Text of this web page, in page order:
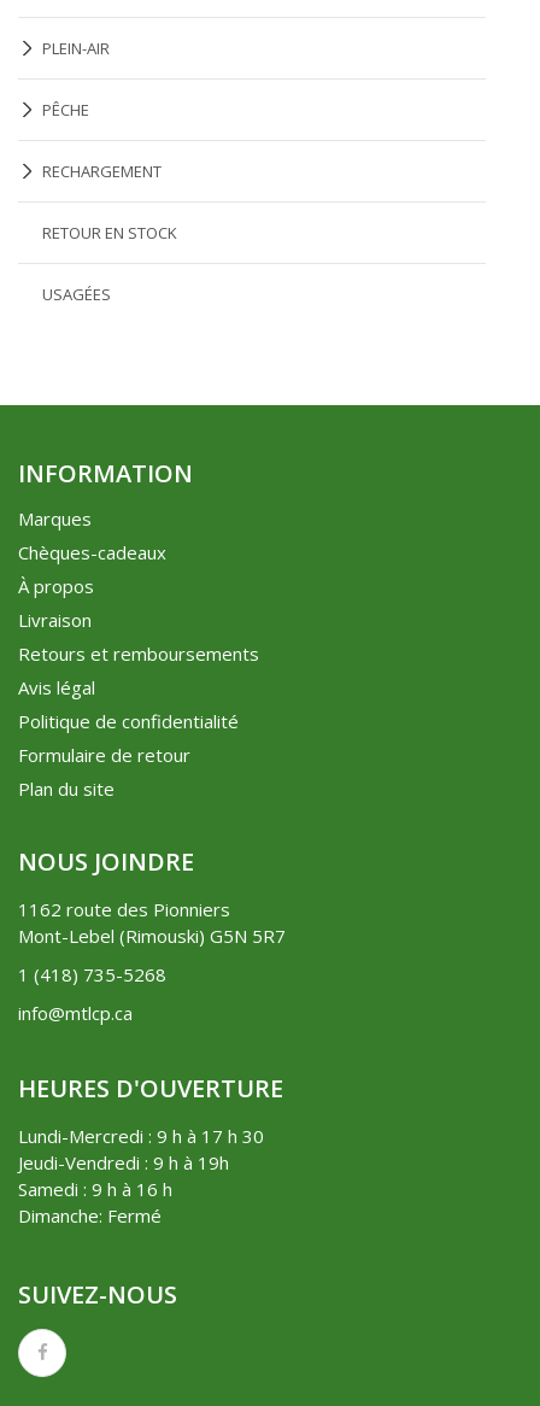
PLEIN-AIR
PÊCHE
RECHARGEMENT
RETOUR EN STOCK
USAGÉES
INFORMATION
Marques
Chèques-cadeaux
À propos
Livraison
Retours et remboursements
Avis légal
Politique de confidentialité
Formulaire de retour
Plan du site
NOUS JOINDRE
1162 route des Pionniers
Mont-Lebel (Rimouski) G5N 5R7
1 (418) 735-5268
info@mtlcp.ca
HEURES D'OUVERTURE
Lundi-Mercredi : 9 h à 17 h 30
Jeudi-Vendredi : 9 h à 19h
Samedi : 9 h à 16 h
Dimanche: Fermé
SUIVEZ-NOUS